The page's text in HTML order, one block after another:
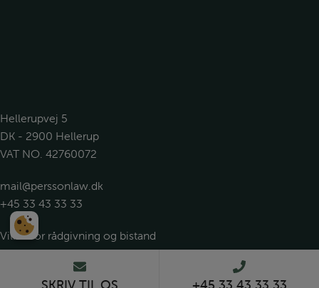
Hellerupvej 5
DK - 2900 Hellerup
VAT NO. 42760072
mail@perssonlaw.dk
+45 33 43 33 33
Vilkår for rådgivning og bistand
Privatlivspolitik